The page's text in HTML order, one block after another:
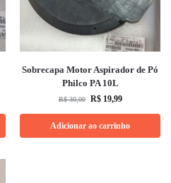
Sobrecapa Motor Aspirador de Pó
Philco PA 10L
R$30,00 R$19,99
Adicionar ao carrinho